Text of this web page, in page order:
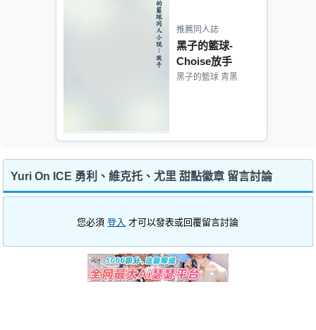
推薦同人誌
黑子的籃球-
Choise放手
黑子的籃球 青黑
Yuri On ICE 勇利、維克托、尤里 甜點徽章 留言討論
您必須登入 才可以發表或回覆留言討論